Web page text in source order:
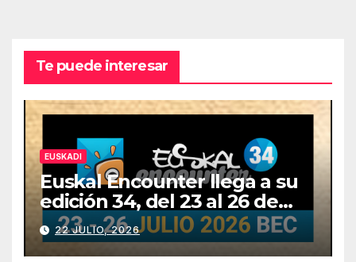
Te puede interesar
EUSKADI
Euskal Encounter llega a su
edición 34, del 23 al 26 de
julio
22 JULIO, 2026